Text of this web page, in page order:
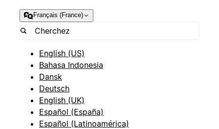
Français (France)
English (US)
Bahasa Indonesia
Dansk
Deutsch
English (UK)
Español (España)
Español (Latinoamérica)